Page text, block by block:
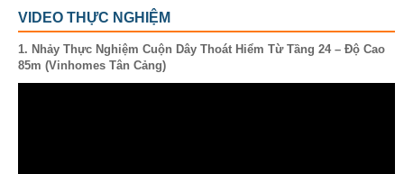
VIDEO THỰC NGHIỆM
1. Nhảy Thực Nghiệm Cuộn Dây Thoát Hiểm Từ Tầng 24 – Độ Cao
85m (Vinhomes Tân Cảng)